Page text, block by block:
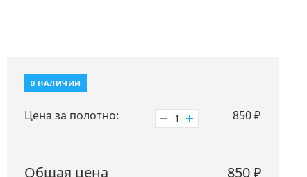
В НАЛИЧИИ
Цена за полотно: 1 850₽
Общая цена 850₽